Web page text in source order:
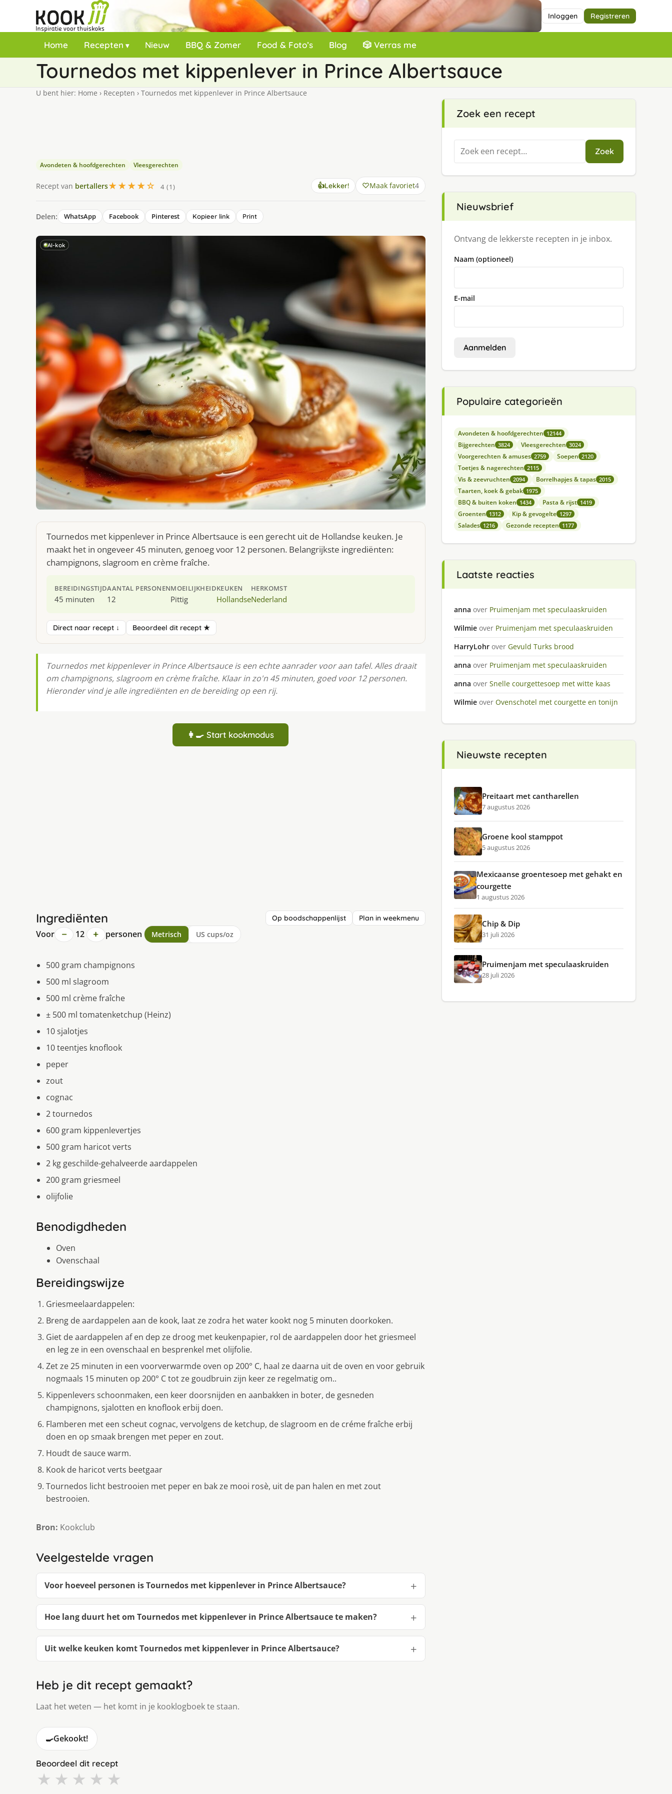
Inloggen Registreren
Home Recepten Nieuw BBQ & Zomer Food & Foto’s Blog 🎲 Verras me
Tournedos met kippenlever in Prince Albertsauce
U bent hier: Home › Recepten › Tournedos met kippenlever in Prince Albertsauce
Avondeten & hoofdgerechten Vleesgerechten
Recept van bertallers★★★★☆ 4 (1) 👍Lekker! Maak favoriet4
Delen: WhatsApp Facebook Pinterest Kopieer link Print
AI-kok
Tournedos met kippenlever in Prince Albertsauce is een gerecht uit de Hollandse keuken. Je
maakt het in ongeveer 45 minuten, genoeg voor 12 personen. Belangrijkste ingrediënten:
champignons, slagroom en crème fraîche.
BEREIDINGSTIJD
45 minuten
AANTAL PERSONEN
12
MOEILIJKHEID
Pittig
KEUKEN
Hollandse
HERKOMST
Nederland
Direct naar recept ↓ Beoordeel dit recept ★
Tournedos met kippenlever in Prince Albertsauce is een echte aanrader voor aan tafel. Alles draait
om champignons, slagroom en crème fraîche. Klaar in zo'n 45 minuten, goed voor 12 personen.
Hieronder vind je alle ingrediënten en de bereiding op een rij.
👩‍🍳 Start kookmodus
Ingrediënten Op boodschappenlijst Plan in weekmenu
Voor − 12 + personen Metrisch US cups/oz
500 gram champignons
500 ml slagroom
500 ml crème fraîche
± 500 ml tomatenketchup (Heinz)
10 sjalotjes
10 teentjes knoflook
peper
zout
cognac
2 tournedos
600 gram kippenlevertjes
500 gram haricot verts
2 kg geschilde-gehalveerde aardappelen
200 gram griesmeel
olijfolie
Benodigdheden
Oven
Ovenschaal
Bereidingswijze
Griesmeelaardappelen:
Breng de aardappelen aan de kook, laat ze zodra het water kookt nog 5 minuten doorkoken.
Giet de aardappelen af en dep ze droog met keukenpapier, rol de aardappelen door het griesmeel
en leg ze in een ovenschaal en besprenkel met olijfolie.
Zet ze 25 minuten in een voorverwarmde oven op 200° C, haal ze daarna uit de oven en voor gebruik
nogmaals 15 minuten op 200° C tot ze goudbruin zijn keer ze regelmatig om..
Kippenlevers schoonmaken, een keer doorsnijden en aanbakken in boter, de gesneden
champignons, sjalotten en knoflook erbij doen.
Flamberen met een scheut cognac, vervolgens de ketchup, de slagroom en de créme fraîche erbij
doen en op smaak brengen met peper en zout.
Houdt de sauce warm.
Kook de haricot verts beetgaar
Tournedos licht bestrooien met peper en bak ze mooi rosè, uit de pan halen en met zout
bestrooien.
Bron: Kookclub
Veelgestelde vragen
Voor hoeveel personen is Tournedos met kippenlever in Prince Albertsauce?
Hoe lang duurt het om Tournedos met kippenlever in Prince Albertsauce te maken?
Uit welke keuken komt Tournedos met kippenlever in Prince Albertsauce?
Heb je dit recept gemaakt?
Laat het weten — het komt in je kooklogboek te staan.
🍳Gekookt!
Beoordeel dit recept
★ ★ ★ ★ ★
Zoek een recept
Zoeken
naar:
Zoek
Nieuwsbrief
Ontvang de lekkerste recepten in je inbox.
Naam (optioneel)
E-mail
Aanmelden
Populaire categorieën
Avondeten & hoofdgerechten 12144
Bijgerechten 3824 Vleesgerechten 3024
Voorgerechten & amuses 2759 Soepen 2120
Toetjes & nagerechten 2115
Vis & zeevruchten 2094 Borrelhapjes & tapas 2015
Taarten, koek & gebak 1975
BBQ & buiten koken 1434 Pasta & rijst 1419
Groenten 1312 Kip & gevogelte 1297
Salades 1216 Gezonde recepten 1177
Laatste reacties
anna over Pruimenjam met speculaaskruiden
Wilmie over Pruimenjam met speculaaskruiden
HarryLohr over Gevuld Turks brood
anna over Pruimenjam met speculaaskruiden
anna over Snelle courgettesoep met witte kaas
Wilmie over Ovenschotel met courgette en tonijn
Nieuwste recepten
Preitaart met cantharellen
7 augustus 2026
Groene kool stamppot
5 augustus 2026
Mexicaanse groentesoep met gehakt en
courgette
1 augustus 2026
Chip & Dip
31 juli 2026
Pruimenjam met speculaaskruiden
28 juli 2026